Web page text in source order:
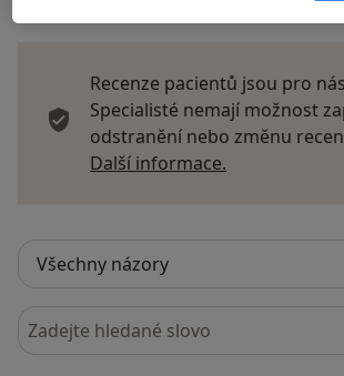
Recenze pacientů jsou pro
Specialisté nemají možnost
odstranění nebo změnu
Další informace.
Hledejte v názorech